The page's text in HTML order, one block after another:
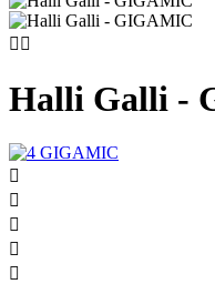
 
Halli Galli -




